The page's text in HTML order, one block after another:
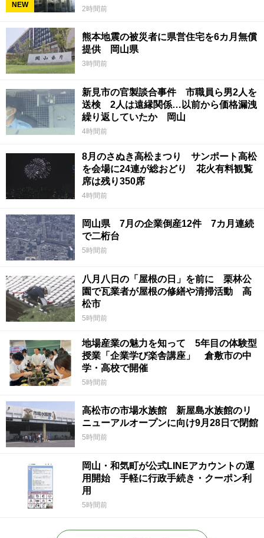
NEW 2時間前
熊本地震の被災者に県営住宅を6カ月無償
提供 岡山県
3時間前
新見市の官製談合事件 市職員ら男2人を
送検 2人は遠縁関係…以前から価格漏洩
繰り返していたか 岡山
4時間前
8月のさぬき高松まつり サンポート高松
を会場に24連が総おどり 花火有料観覧
席は残り350席
4時間前
岡山県 7月の企業倒産12件 7カ月連続
で二桁台
5時間前
八月八日の「屋根の日」を前に 栗林公
園で瓦業者が屋根の修繕や清掃活動 高
松市
5時間前
地場産業の魅力を知って 5年目の体験型
授業「企業学び楽舎講座」 倉敷市の中
学・高校で開催
5時間前
高松市の市場水族館 新屋島水族館のリ
ニューアルオープンに向け9月28日で閉館
5時間前
岡山・和気町が公式LINEアカウントの運
用開始 手軽に行政手続き・クーポン利
用
5時間前